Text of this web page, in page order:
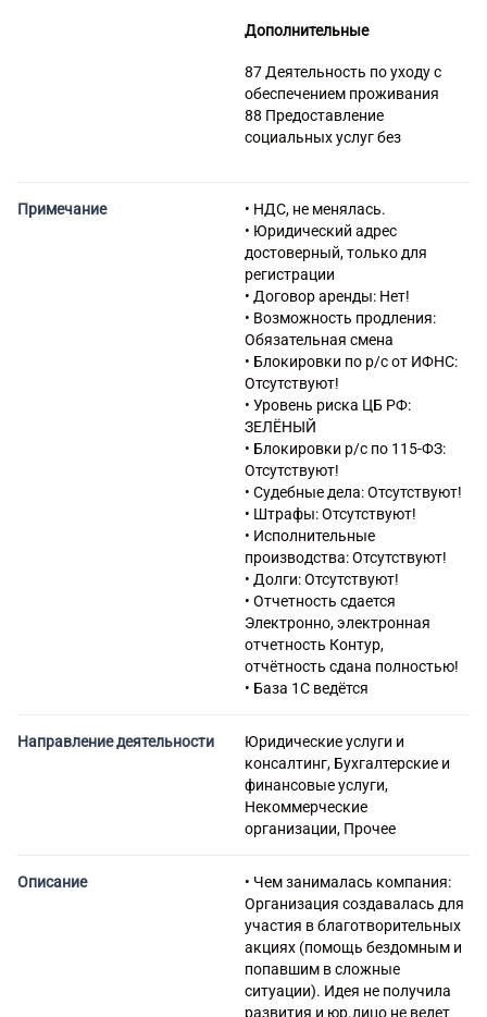
Дополнительные
87 Деятельность по уходу с
обеспечением проживания
88 Предоставление
социальных услуг без
Примечание
• НДС, не менялась.
• Юридический адрес
достоверный, только для
регистрации
• Договор аренды: Нет!
• Возможность продления:
Обязательная смена
• Блокировки по р/с от ИФНС:
Отсутствуют!
• Уровень риска ЦБ РФ:
ЗЕЛЁНЫЙ
• Блокировки р/с по 115-ФЗ:
Отсутствуют!
• Судебные дела: Отсутствуют!
• Штрафы: Отсутствуют!
• Исполнительные
производства: Отсутствуют!
• Долги: Отсутствуют!
• Отчетность сдается
Электронно, электронная
отчетность Контур,
отчётность сдана полностью!
• База 1С ведётся
Направление деятельности
Юридические услуги и
консалтинг, Бухгалтерские и
финансовые услуги,
Некоммерческие
организации, Прочее
Описание
• Чем занималась компания:
Организация создавалась для
участия в благотворительных
акциях (помощь бездомным и
попавшим в сложные
ситуации). Идея не получила
развития и юр.лицо не ведет